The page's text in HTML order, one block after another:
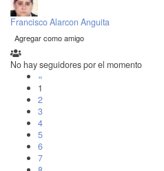
Francisco Alarcon Anguita
Agregar como amigo
No hay seguidores por el momento
«
1
2
3
4
5
6
7